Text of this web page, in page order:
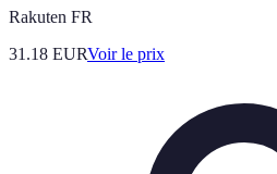
Rakuten FR
31.18 EURVoir le prix